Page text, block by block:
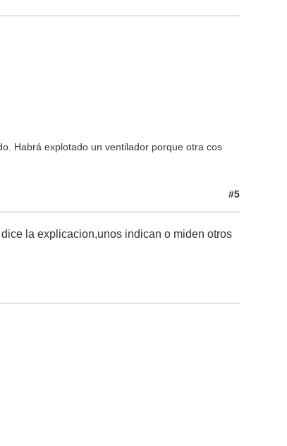
Habrá explotado un ventilador porque otra cos
#5
la explicacion,unos indican o miden otros